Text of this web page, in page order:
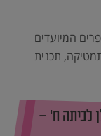
המיועדים
תכנית
לכיתה ח’ –